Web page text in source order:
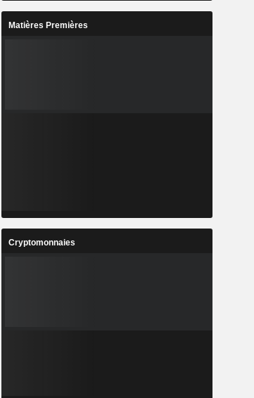
Matières Premières
Cryptomonnaies